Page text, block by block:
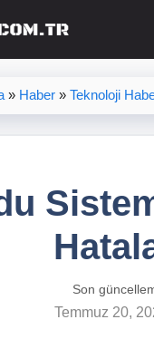
» Haber» Teknoloji
Son
Temmuz 20,